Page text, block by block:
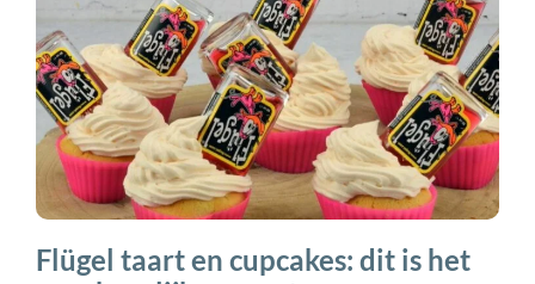
Flügel taart en cupcakes: dit is het